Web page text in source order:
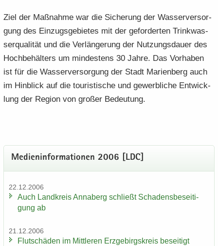
Ziel der Maß­nah­me war die Si­che­rung der Was­ser­ver­sor­
gung des Ein­zugs­ge­bie­tes mit der ge­for­der­ten Trink­was­
ser­qua­li­tät und die Ver­län­ge­rung der Nut­zungs­dau­er des
Hoch­be­häl­ters um min­des­tens 30 Jahre. Das Vor­ha­ben
ist für die Was­ser­ver­sor­gung der Stadt Ma­ri­en­berg auch
im Hin­blick auf die tou­ris­ti­sche und ge­werb­li­che Ent­wick­
lung der Re­gi­on von gro­ßer Be­deu­tung.
Me­di­en­in­for­ma­tio­nen 2006 [LDC]
22.12.2006
Auch Land­kreis An­na­berg schließt Scha­dens­be­sei­ti­
gung ab
21.12.2006
Flut­schä­den im Mitt­le­ren Erz­ge­birgs­kreis be­sei­tigt